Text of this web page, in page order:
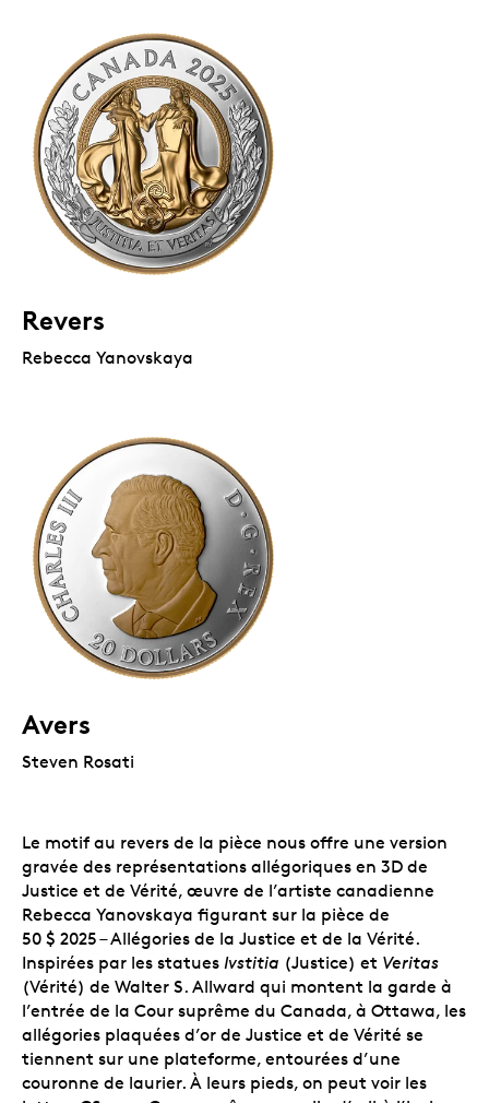
Revers
Rebecca Yanovskaya
Avers
Steven Rosati
Le motif au revers de la pièce nous offre une version
gravée des représentations allégoriques en 3D de
Justice et de Vérité, œuvre de l’artiste canadienne
Rebecca Yanovskaya figurant sur la pièce de
50 $ 2025 – Allégories de la Justice et de la Vérité.
Inspirées par les statues Ivstitia (Justice) et Veritas
(Vérité) de Walter S. Allward qui montent la garde à
l’entrée de la Cour suprême du Canada, à Ottawa, les
allégories plaquées d’or de Justice et de Vérité se
tiennent sur une plateforme, entourées d’une
couronne de laurier. À leurs pieds, on peut voir les